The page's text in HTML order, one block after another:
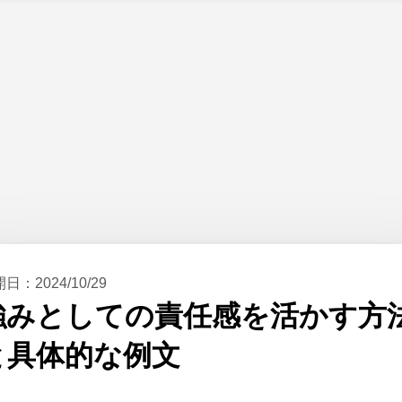
日： 2024/10/29
みとしての責任感を活かす方
具体的な例文